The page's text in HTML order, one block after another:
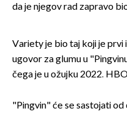
da je njegov rad zapravo
Variety je bio taj koji je prvi
ugovor za glumu u
čega je u ožujku 2022.
"Pingvin" će se sastojati